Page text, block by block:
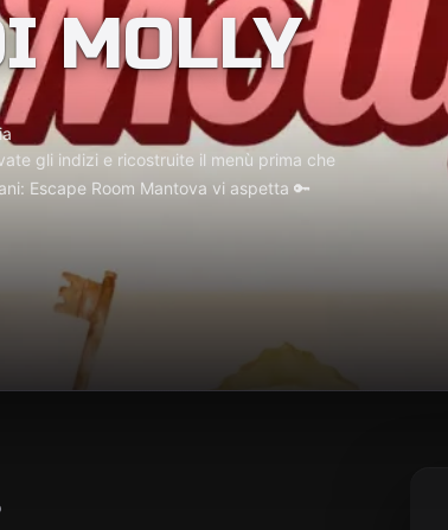
MOLLY
gli indizi e ricostruite il menù prima che
Escape Room Mantova vi aspetta 🔑